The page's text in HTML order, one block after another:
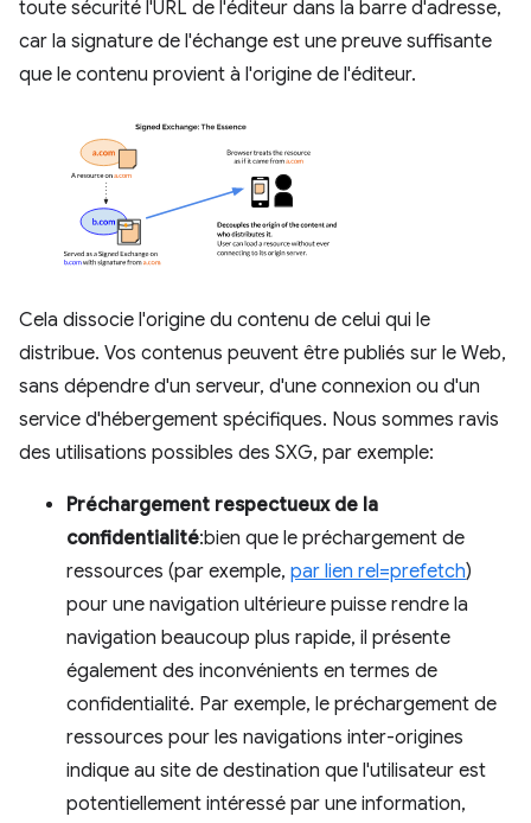
toute sécurité l'URL de l'éditeur dans la barre d'adresse,
car la signature de l'échange est une preuve suffisante
que le contenu provient à l'origine de l'éditeur.
Cela dissocie l'origine du contenu de celui qui le
distribue. Vos contenus peuvent être publiés sur le Web,
sans dépendre d'un serveur, d'une connexion ou d'un
service d'hébergement spécifiques. Nous sommes ravis
des utilisations possibles des SXG, par exemple:
Préchargement respectueux de la
confidentialité:bien que le préchargement de
ressources (par exemple, par lien rel=prefetch)
pour une navigation ultérieure puisse rendre la
navigation beaucoup plus rapide, il présente
également des inconvénients en termes de
confidentialité. Par exemple, le préchargement de
ressources pour les navigations inter-origines
indique au site de destination que l'utilisateur est
potentiellement intéressé par une information,